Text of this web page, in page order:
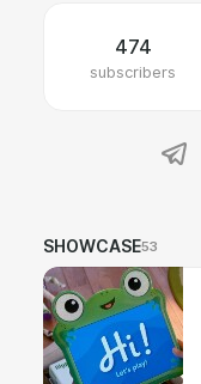
474
subscribers
SHOWCASE53